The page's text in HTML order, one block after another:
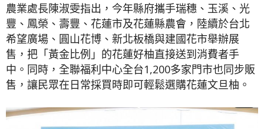
農業處長陳淑雯指出，今年縣府攜手瑞穗、玉溪、光
豐、鳳榮、壽豐、花蓮市及花蓮縣農會，陸續於台北
希望廣場、圓山花博、新北板橋與建國花市舉辦展
售，把「黃金比例」的花蓮好柚直接送到消費者手
中。同時，全聯福利中心全台1,200多家門市也同步販
售，讓民眾在日常採買時即可輕鬆選購花蓮文旦柚。